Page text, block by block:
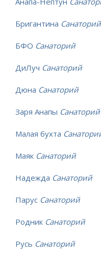
Бригантина Санаторий
БФО Санаторий
ДиЛуч Санаторий
Дюна Санаторий
Заря Анапы Санаторий
Малая бухта
Маяк Санаторий
Надежда Санаторий
Парус Санаторий
Родник Санаторий
Русь Санаторий